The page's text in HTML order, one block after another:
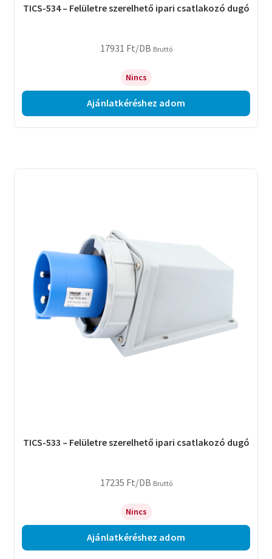
TICS-534 – Felületre szerelhető ipari csatlakozó dugó
17931 Ft/DB Bruttó
Nincs
Ajánlatkéréshez adom
TICS-533 – Felületre szerelhető ipari csatlakozó dugó
17235 Ft/DB Bruttó
Nincs
Ajánlatkéréshez adom